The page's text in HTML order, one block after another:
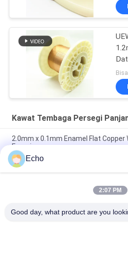
Kawat Tembaga Persegi
2.0mm x 0.1mm Enamel Flat Copper
Energi
Super 1.8mmx0.2mm UL AIW
Lapisan Untuk Motor
UEWH Kawat tembaga berenamel
Echo
2:07 PM
Good day, what product are you